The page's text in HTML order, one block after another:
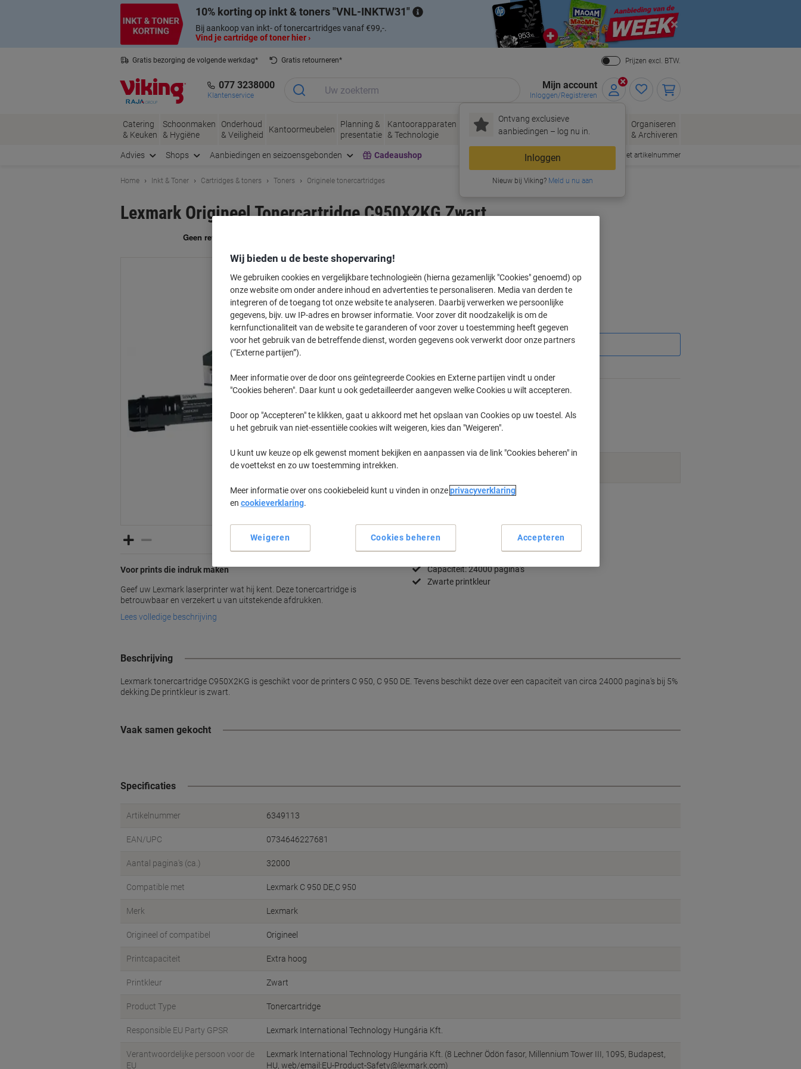
10% korting op inkt & toners VNL-INKTW31
Bij aankoop van inkt- of tonercartridges vanaf €99,-.
Vind je cartridge of toner hier ›
Close
Gratis bezorging de volgende werkdag*
Gratis retourneren*
Prijzen excl. BTW.
077 3238000
Klantenservice
Mijn account
Inloggen/Registreren
Ontvang exclusieve
aanbiedingen – log nu in.
Inloggen
Nieuw bij Viking?Meld u nu aan
Catering
& Keuken
Schoonmaken
& Hygiëne
Onderhoud
& Veiligheid
Kantoormeubelen
Planning &
presentatie
Kantoorapparaten
& Technologie
Inkt &
Toner
Papier, Enveloppen
& Verpakken
Kantoorartikelen
Organiseren
& Archiveren
Advies Shops Aanbiedingen en seizoensgebonden Cadeaushop Snel bestellen met artikelnummer
Home Inkt & Toner Cartridges & toners Toners Originele tonercartridges
Lexmark Origineel Tonercartridge C950X2KG Zwart
Voor prints die indruk maken
Geef uw Lexmark laserprinter wat hij kent. Deze tonercartridge is
betrouwbaar en verzekert u van uitstekende afdrukken.
Lees volledige beschrijving
€ 694,00 Vanaf 3 Stuks
€ 839,74 Incl. btw
Excl. btw
1-2Stuks € 724,00
Tijdelijk uitverkocht
Houdt mij op de hoogte
Belangrijkste specificaties
Capaciteit: 24000 pagina's
Zwarte printkleur
Beschrijving
Lexmark tonercartridge C950X2KG is geschikt voor de printers C 950, C 950 DE. Tevens beschikt deze over een capaciteit van circa 24000 pagina's bij 5%
dekking.De printkleur is zwart.
Vaak samen gekocht
Specificaties
Artikelnummer 6349113
EAN/UPC 0734646227681
Aantal pagina's (ca.) 32000
Compatible met Lexmark C 950 DE,C 950
Merk Lexmark
Origineel of compatibel Origineel
Printcapaciteit Extra hoog
Printkleur Zwart
Product Type Tonercartridge
Responsible EU Party GPSR Lexmark International Technology Hungária Kft.
Verantwoordelijke persoon voor de
EU
Lexmark International Technology Hungária Kft. (8 Lechner Ödön fasor, Millennium Tower III, 1095, Budapest,
HU, web/email:EU-Product-Safety@lexmark.com)
Wij bieden u de beste shopervaring!
We gebruiken cookies en vergelijkbare technologieën (hierna gezamenlijk "Cookies" genoemd) op
onze website om onder andere inhoud en advertenties te personaliseren. Media van derden te
integreren of de toegang tot onze website te analyseren. Daarbij verwerken we persoonlijke
gegevens, bijv. uw IP-adres en browser informatie. Voor zover dit noodzakelijk is om de
kernfunctionaliteit van de website te garanderen of voor zover u toestemming heeft gegeven
voor het gebruik van de betreffende dienst, worden gegevens ook verwerkt door onze partners
(“Externe partijen”).
Meer informatie over de door ons geïntegreerde Cookies en Externe partijen vindt u onder
"Cookies beheren". Daar kunt u ook gedetailleerder aangeven welke Cookies u wilt accepteren.
Door op "Accepteren" te klikken, gaat u akkoord met het opslaan van Cookies op uw toestel. Als
u het gebruik van niet-essentiële cookies wilt weigeren, kies dan "Weigeren".
U kunt uw keuze op elk gewenst moment bekijken en aanpassen via de link "Cookies beheren" in
de voettekst en zo uw toestemming intrekken.
Meer informatie over ons cookiebeleid kunt u vinden in onzeprivacyverklaring
en cookieverklaring.
Cookies beheren
Weigeren Accepteren